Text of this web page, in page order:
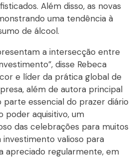
Além disso, as novas
uma tendência à
de álcool.
a intersecção entre
disse Rebeca
e líder da prática global de
além de autora principal
parte essencial do prazer diário
poder aquisitivo, um
das celebrações para muitos
valioso para
apreciado regularmente, em